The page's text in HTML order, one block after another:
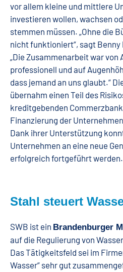
vor allem kleine und mittlere
investieren wollen, wachsen
stemmen müssen. „Ohne die
nicht funktioniert“, sagt
„Die Zusammenarbeit war von
professionell und auf
dass jemand an uns glaubt.“
übernahm einen Teil des
kreditgebenden
Finanzierung der
Dank ihrer Unterstützung
Unternehmen an eine neue
erfolgreich fortgeführt werden.
Stahl steuert
SWB ist ein Brandenburger
auf die Regulierung von
Das Tätigkeitsfeld sei im
Wasser“ sehr gut